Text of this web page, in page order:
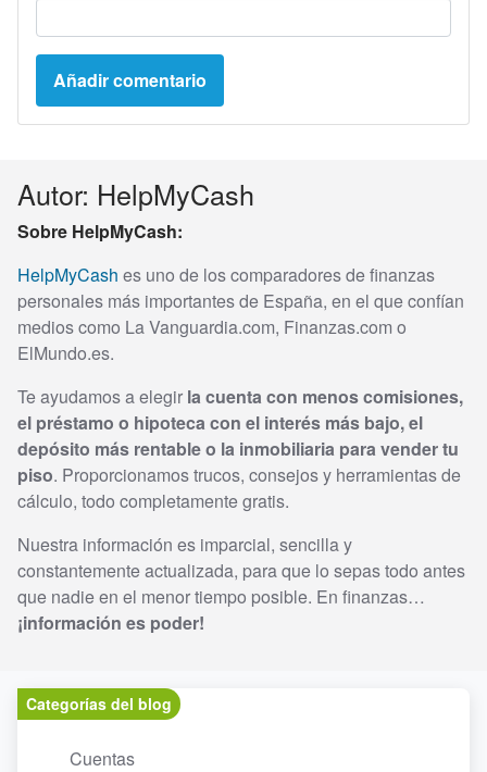
Autor: HelpMyCash
Sobre HelpMyCash:
HelpMyCash es uno de los comparadores de finanzas
personales más importantes de España, en el que confían
medios como La Vanguardia.com, Finanzas.com o
ElMundo.es.
Te ayudamos a elegir la cuenta con menos comisiones,
el préstamo o hipoteca con el interés más bajo, el
depósito más rentable o la inmobiliaria para vender tu
piso. Proporcionamos trucos, consejos y herramientas de
cálculo, todo completamente gratis.
Nuestra información es imparcial, sencilla y
constantemente actualizada, para que lo sepas todo antes
que nadie en el menor tiempo posible. En finanzas…
¡información es poder!
Categorías del blog
Cuentas